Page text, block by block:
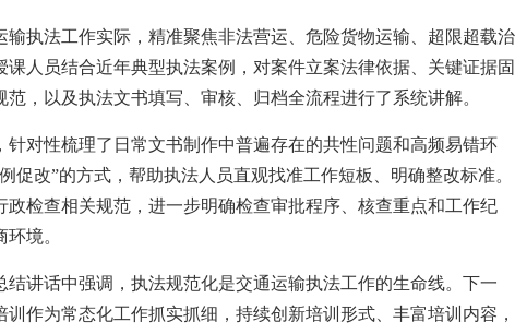
输执法工作实际，精准聚焦非法营运、危险货物运输、超限超载治
课人员结合近年典型执法案例，对案件立案法律依据、关键证据固
，以及执法文书填写、审核、归档全流程进行了系统讲解。
针对性梳理了日常文书制作中普遍存在的共性问题和高频易错环
促改”的方式，帮助执法人员直观找准工作短板、明确整改标准。
政检查相关规范，进一步明确检查审批程序、核查重点和工作纪
境。
结讲话中强调，执法规范化是交通运输执法工作的生命线。下一
训作为常态化工作抓实抓细，持续创新培训形式、丰富培训内容，